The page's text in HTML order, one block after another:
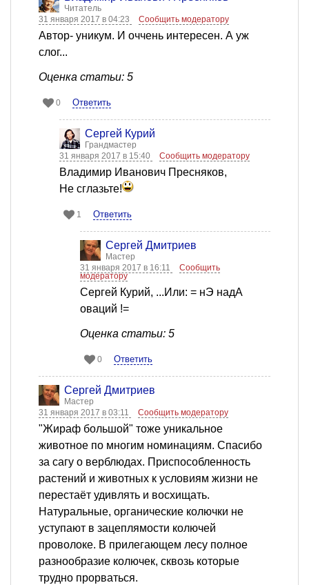
Читатель
31 января 2017 в 04:23
Сообщить модератору
Автор- уникум. И оччень интересен. А уж
слог...
Оценка статьи: 5
0 Ответить
Сергей Курий
Грандмастер
31 января 2017 в 15:40
Сообщить модератору
Владимир Иванович Пресняков,
Не сглазьте!
1 Ответить
Сергей Дмитриев
Мастер
31 января 2017 в 16:11
Сообщить
модератору
Сергей Курий, ...Или: = нЭ надА
оваций !=
Оценка статьи: 5
0 Ответить
Сергей Дмитриев
Мастер
31 января 2017 в 03:11
Сообщить модератору
"Жираф большой" тоже уникальное
животное по многим номинациям. Спасибо
за сагу о верблюдах. Приспособленность
растений и животных к условиям жизни не
перестаёт удивлять и восхищать.
Натуральные, органические колючки не
уступают в зацеплямости колючей
проволоке. В прилегающем лесу полное
разнообразие колючек, сквозь которые
трудно прорваться.